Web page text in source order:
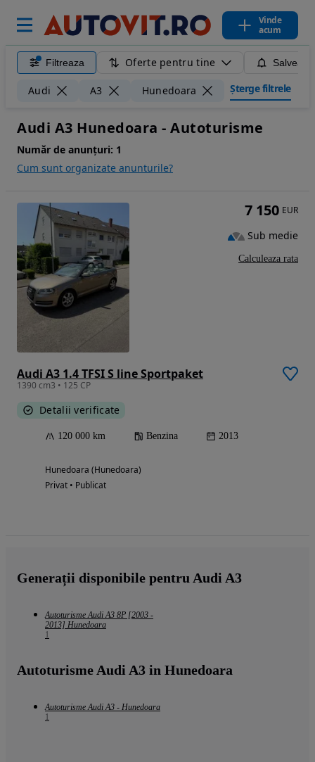
Vinde
acum
Filtreaza Oferte pentru tine
Audi A3 Hunedoara Șterge filtrele
Audi A3 Hunedoara - Autoturisme
Număr de anunțuri: 1
Cum sunt organizate anunturile?
Audi A3 1.4 TFSI S line Sportpaket
1390 cm3 • 125 CP
Detalii verificate
120 000 km Benzina 2013
Hunedoara (Hunedoara)
Privat • Publicat
7 150 EUR
Sub medie
Calculeaza rata
Generații disponibile pentru Audi A3
Autoturisme Audi A3 8P [2003 -
2013] Hunedoara
1
Autoturisme Audi A3 in Hunedoara
Autoturisme Audi A3 - Hunedoara
1